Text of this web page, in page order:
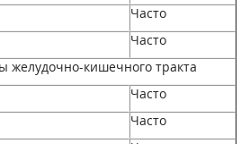
Часто
Часто
желудочно-кишечного тракта
Часто
Часто